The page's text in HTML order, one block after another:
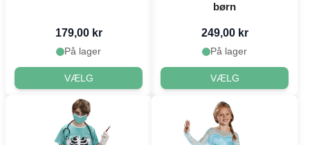
179,00 kr
På lager
VÆLG
børn
249,00 kr
På lager
VÆLG